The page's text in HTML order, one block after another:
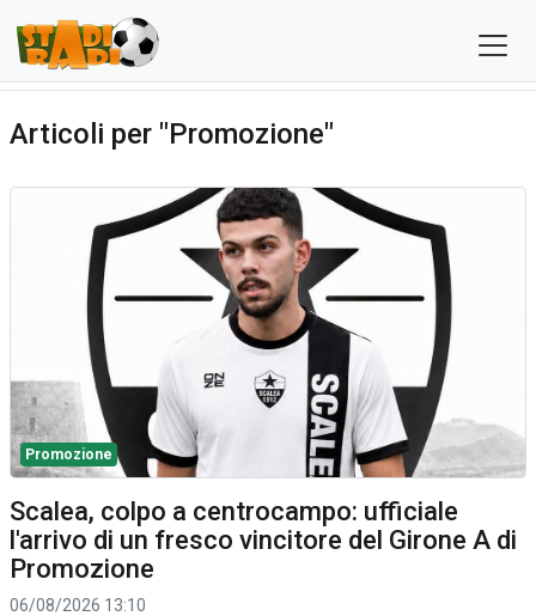
Articoli per "Promozione"
Promozione
Scalea, colpo a centrocampo: ufficiale
l'arrivo di un fresco vincitore del Girone A di
Promozione
06/08/2026 13:10